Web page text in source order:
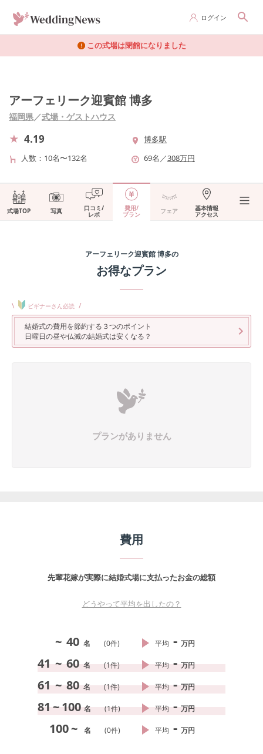
ログイン
この式場は閉館になりました
アーフェリーク迎賓館 博多
福岡県／式場・ゲストハウス
4.19
博多駅
人数
10名〜132名 69名 ／308万円
式場TOP 写真 口コミ/
レポ
費用/
プラン フェア 基本情報
アクセス
アーフェリーク迎賓館 博多の
お得なプラン
\ ビギナーさん必読 /
結婚式の費用を節約する３つのポイント
日曜日の昼や仏滅の結婚式は安くなる？
プランがありません
費用
先輩花嫁が実際に結婚式場に支払ったお金の総額
どうやって平均を出したの？
~ 40 名 (0件) 平均 - 万円
41 ~ 60 名 (1件) 平均 - 万円
61 ~ 80 名 (1件) 平均 - 万円
81 ~100 名 (1件) 平均 - 万円
100~ 名 (0件) 平均 - 万円